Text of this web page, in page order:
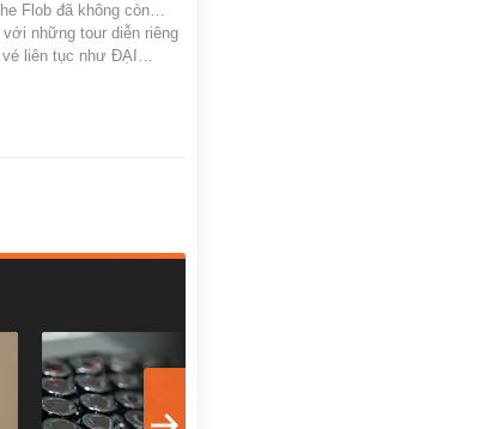
Flob đã không còn…
với những tour diễn riêng
vé liên tục như ĐẠI…